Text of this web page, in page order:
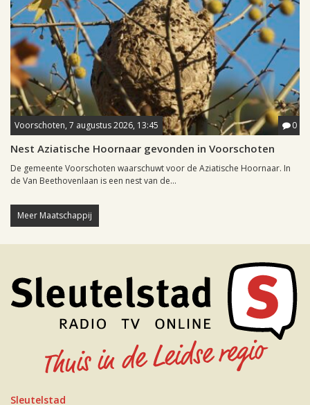
Voorschoten, 7 augustus 2026, 13:45 0
Nest Aziatische Hoornaar gevonden in Voorschoten
De gemeente Voorschoten waarschuwt voor de Aziatische Hoornaar. In
de Van Beethovenlaan is een nest van de...
Meer Maatschappij
Sleutelstad